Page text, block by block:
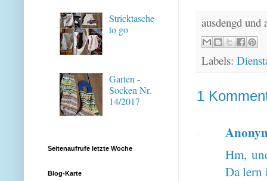
ausdengd
Labels:
1
Hm,
Da lern
Stricktasche
to go
Garten -
Socken Nr.
14/2017
Seitenaufrufe letzte Woche
Blog-Karte